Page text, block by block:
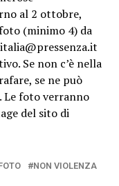
al 2 ottobre,
(minimo 4) da
Se non c’è nella
se ne può
Le foto verranno
del sito di
NON VIOLENZA